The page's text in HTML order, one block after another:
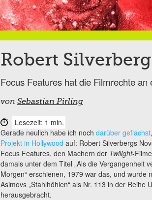
Robert
Focus Features hat die Filmrechte an
von Sebastian Pirling
Lesezeit: 1 min.
Gerade neulich habe ich noch darüber geflachst
Projekt in Hollywood auf: Robert Silverbergs
Focus Features, den Machern der Twilight-
damals unter dem Titel „Als die Vergangenheit
Morgen“ erschienen, 1979 war das, und wurde
Asimovs „Stahlhöhlen“ als Nr. 113 in der
herausgebracht.